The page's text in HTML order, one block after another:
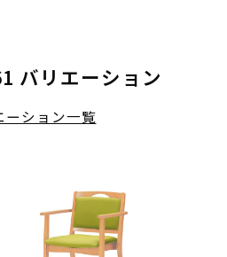
バリエーション
ーション一覧